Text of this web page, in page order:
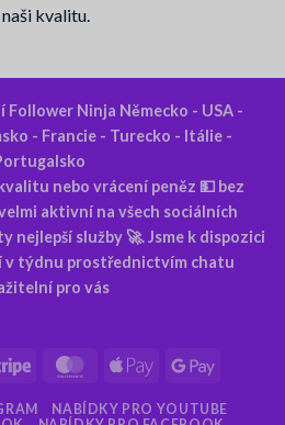
kvalitu.
Follower Ninja Německo - USA -
- Francie - Turecko - Itálie -
nebo vrácení peněz 💵 bez
aktivní na všech sociálních
nejlepší služby 🚀. Jsme k dispozici
v týdnu prostřednictvím chatu
pro vás
Proužek MasterCard
Apple
Google
NABÍDKY PRO YOUTUBE